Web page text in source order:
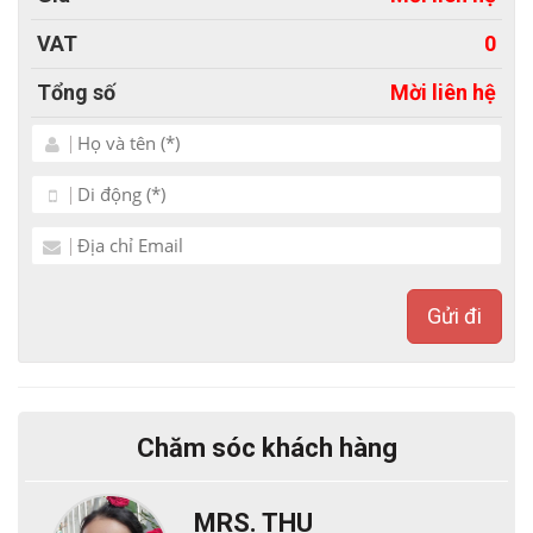
- Hệ thống quản trị đẹp mắt, thân thiện và dễ sử
dụng.
+ CMS quản trị sản phẩm
+ Công cụ quản lý đơn hàng
+ Công cụ quản lý khách hàng
+ Báo cáo / nhật ký hoạt động
phẩm/ Tin tức.
- Hỗ trợ design Banner/ Logo...
- Cung cấp tài liệu hướng dẫn kèm hình ảnh chi tiết.
VAT
0
Tổng số
Mời liên hệ
Gửi đi
Chăm sóc khách hàng
MRS. THU